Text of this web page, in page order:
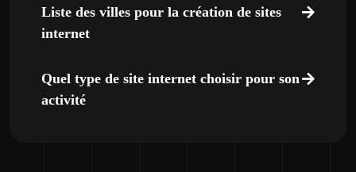
Liste des villes pour la création de sites
internet
Quel type de site internet choisir pour son
activité